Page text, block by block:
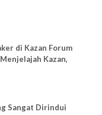
di Kazan Forum
Kazan,
Sangat Dirindui